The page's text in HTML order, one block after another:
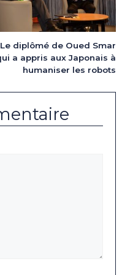
Le diplômé de Oued Smar
a appris aux Japonais à
humaniser les robots